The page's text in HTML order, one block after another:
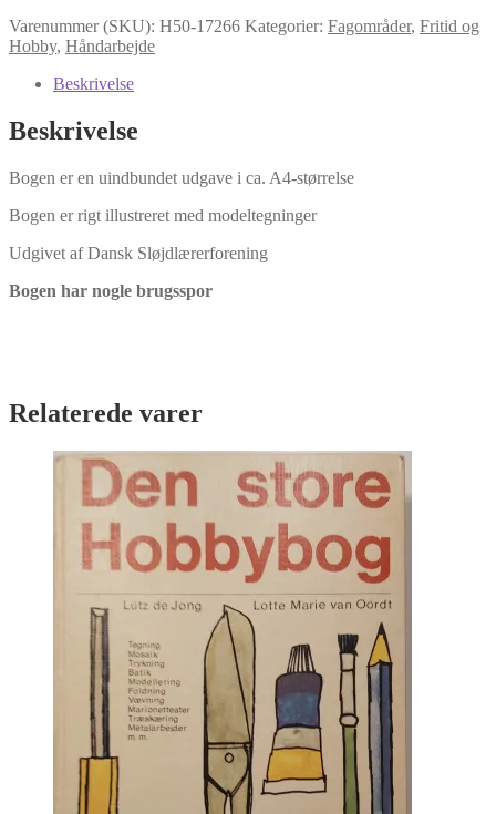
Varenummer (SKU): H50-17266 Kategorier: Fagområder, Fritid og
Hobby, Håndarbejde
Beskrivelse
Beskrivelse
Bogen er en uindbundet udgave i ca. A4-størrelse
Bogen er rigt illustreret med modeltegninger
Udgivet af Dansk Sløjdlærerforening
Bogen har nogle brugsspor
Relaterede varer